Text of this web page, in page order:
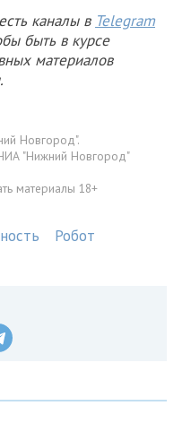
каналы в Telegram
быть в курсе
материалов
Новгород".
"Нижний Новгород"
материалы 18+
Робот